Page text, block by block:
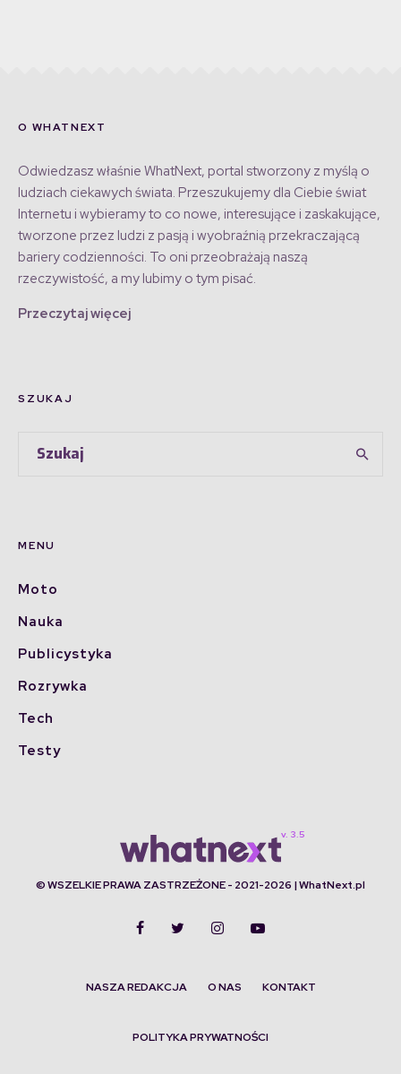
O WHATNEXT
Odwiedzasz właśnie WhatNext, portal stworzony z myślą o
ludziach ciekawych świata. Przeszukujemy dla Ciebie świat
Internetu i wybieramy to co nowe, interesujące i zaskakujące,
tworzone przez ludzi z pasją i wyobraźnią przekraczającą
bariery codzienności. To oni przeobrażają naszą
rzeczywistość, a my lubimy o tym pisać.
Przeczytaj więcej
SZUKAJ
MENU
Moto
Nauka
Publicystyka
Rozrywka
Tech
Testy
© WSZELKIE PRAWA ZASTRZEŻONE - 2021-2026 | WhatNext.pl
NASZA REDAKCJA O NAS KONTAKT
POLITYKA PRYWATNOŚCI